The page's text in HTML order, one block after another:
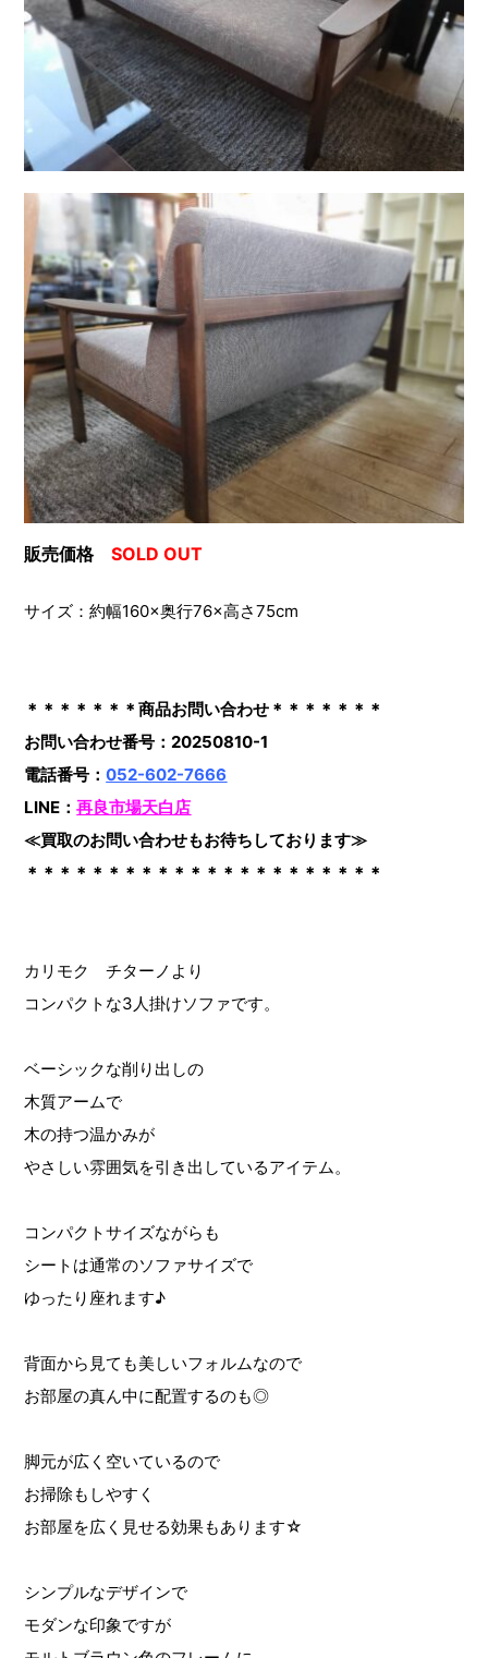
販売価格SOLD OUT
サイズ：約幅160×奥行76×高さ75cm
＊＊＊＊＊＊＊商品お問い合わせ＊＊＊＊＊＊＊
お問い合わせ番号：20250810-1
電話番号：052-602-7666
LINE：再良市場天白店
≪買取のお問い合わせもお待ちしております≫
＊＊＊＊＊＊＊＊＊＊＊＊＊＊＊＊＊＊＊＊＊＊
カリモク チターノより
コンパクトな3人掛けソファです。
ベーシックな削り出しの
木質アームで
木の持つ温かみが
やさしい雰囲気を引き出しているアイテム。
コンパクトサイズながらも
シートは通常のソファサイズで
ゆったり座れます♪
背面から見ても美しいフォルムなので
お部屋の真ん中に配置するのも◎
脚元が広く空いているので
お掃除もしやすく
お部屋を広く見せる効果もあります☆
シンプルなデザインで
モダンな印象ですが